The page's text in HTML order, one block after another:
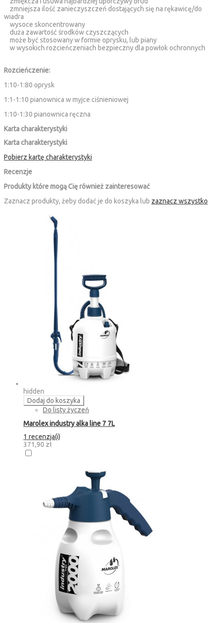
zmniejsza ilość zanieczyszczeń dostających się na rękawicę/do
wiadra
wysoce skoncentrowany
duża zawartość środków czyszczących
może być stosowany w formie oprysku, lub piany
w wysokich rozcieńczeniach bezpieczny dla powłok ochronnych
Rozcieńczenie:
1:10-1:80 oprysk
1:1-1:10 pianownica w myjce ciśnieniowej
1:10-1:30 pianownica ręczna
Karta charakterystyki
Karta charakterystyki
Pobierz kartę charakterystyki
Recenzje
Produkty które mogą Cię również zainteresować
Zaznacz produkty, żeby dodać je do koszyka lub zaznacz wszystko
hidden
Dodaj do koszyka
Do listy życzeń
Marolex industry alka line 7 7L
1 recenzja(i)
371,90 zł